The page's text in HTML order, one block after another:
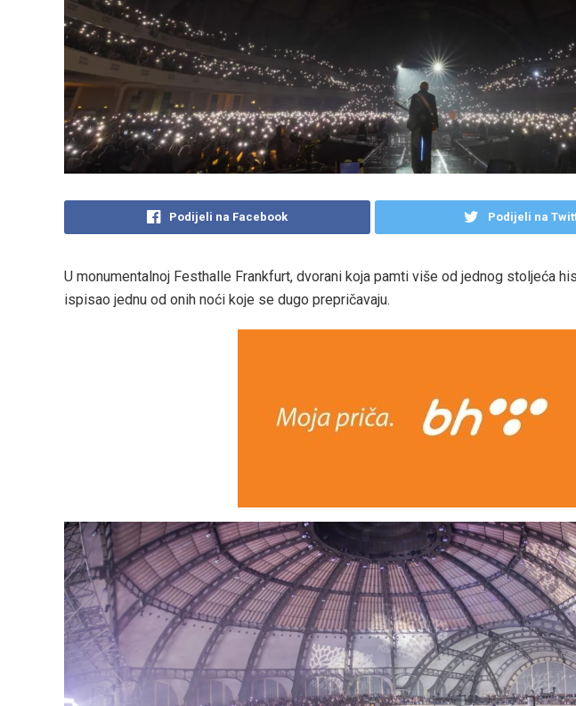
Podijeli na Facebook Podijeli na
U monumentalnoj Festhalle Frankfurt, dvorani koja pamti više od jednog stoljeća
ispisao jednu od onih noći koje se dugo prepričavaju.